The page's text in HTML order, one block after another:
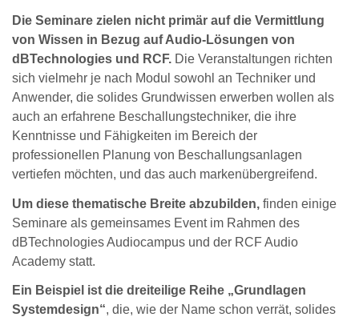
Die Seminare zielen nicht primär auf die Vermittlung
von Wissen in Bezug auf Audio-Lösungen von
dBTechnologies und RCF. Die Veranstaltungen richten
sich vielmehr je nach Modul sowohl an Techniker und
Anwender, die solides Grundwissen erwerben wollen als
auch an erfahrene Beschallungstechniker, die ihre
Kenntnisse und Fähigkeiten im Bereich der
professionellen Planung von Beschallungsanlagen
vertiefen möchten, und das auch markenübergreifend.
Um diese thematische Breite abzubilden, finden einige
Seminare als gemeinsames Event im Rahmen des
dBTechnologies Audiocampus und der RCF Audio
Academy statt.
Ein Beispiel ist die dreiteilige Reihe „Grundlagen
Systemdesign“, die, wie der Name schon verrät, solides